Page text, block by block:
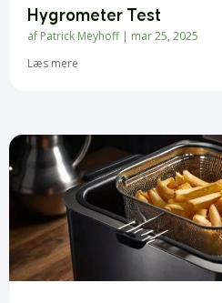
Hygrometer Test
af Patrick Meyhoff| mar 25, 2025
Læs mere